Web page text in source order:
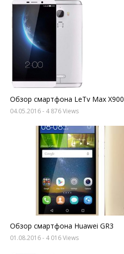
Обзор смартфона LeTv Max X900
04.05.2016- 4 876 Views
Обзор смартфона Huawei GR3
01.08.2016- 4 016 Views